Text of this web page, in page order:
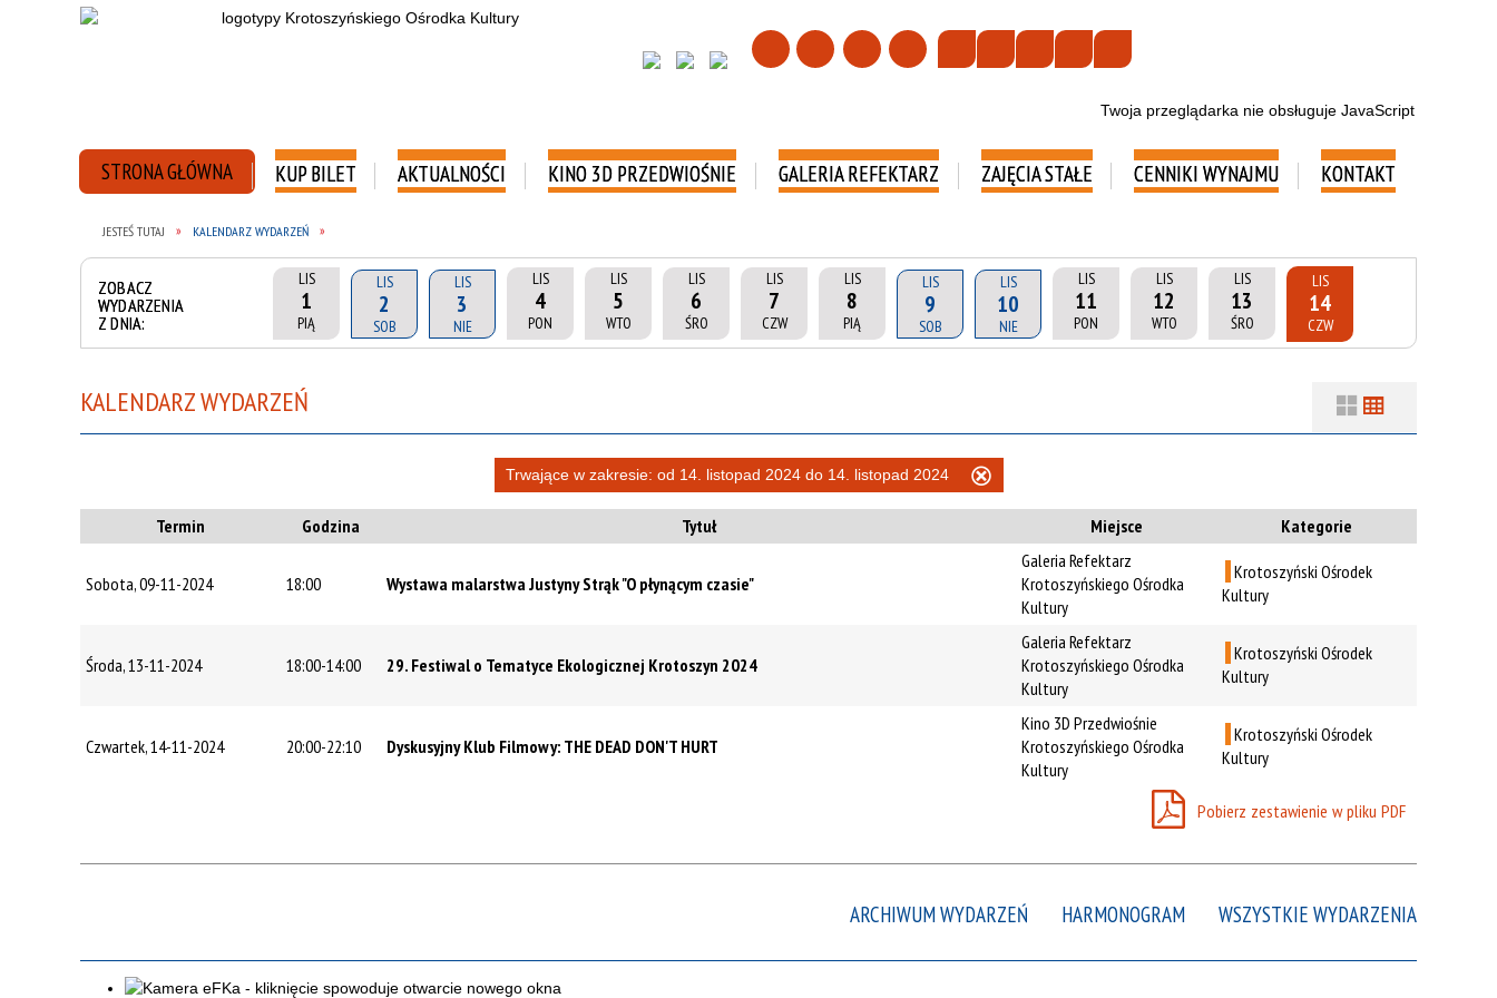
Twoja przeglądarka nie obsługuje JavaScript
STRONA GŁÓWNA KUP BILET AKTUALNOŚCI KINO 3D PRZEDWIOŚNIE GALERIA REFEKTARZ ZAJĘCIA STAŁE CENNIKI WYNAJMU KONTAKT
JESTEŚ TUTAJ KALENDARZ WYDARZEŃ
ZOBACZ
WYDARZENIA
Z DNIA:
LIS
1
PIĄ
LIS
2
SOB
LIS
3
NIE
LIS
4
PON
LIS
5
WTO
LIS
6
ŚRO
LIS
7
CZW
LIS
8
PIĄ
LIS
9
SOB
LIS
10
NIE
LIS
11
PON
LIS
12
WTO
LIS
13
ŚRO
LIS
14
CZW
KALENDARZ WYDARZEŃ Filtry
Kategoria
Trwające w
Promowane
Trwające w zakresie: od 14. listopad 2024 do 14. listopad 2024
Termin Godzina Tytuł Miejsce Kategorie
Sobota, 09-11-2024 18:00 Wystawa malarstwa Justyny Strąk "O płynącym czasie"
Galeria Refektarz
Krotoszyńskiego Ośrodka
Kultury
Krotoszyński Ośrodek
Kultury
Środa, 13-11-2024 18:00-14:00 29. Festiwal o Tematyce Ekologicznej Krotoszyn 2024
Galeria Refektarz
Krotoszyńskiego Ośrodka
Kultury
Krotoszyński Ośrodek
Kultury
Czwartek, 14-11-2024 20:00-22:10 Dyskusyjny Klub Filmowy: THE DEAD DON'T HURT
Kino 3D Przedwiośnie
Krotoszyńskiego Ośrodka
Kultury
Krotoszyński Ośrodek
Kultury
Pobierz zestawienie w pliku PDF
WSZYSTKIE WYDARZENIA
HARMONOGRAM
ARCHIWUM WYDARZEŃ